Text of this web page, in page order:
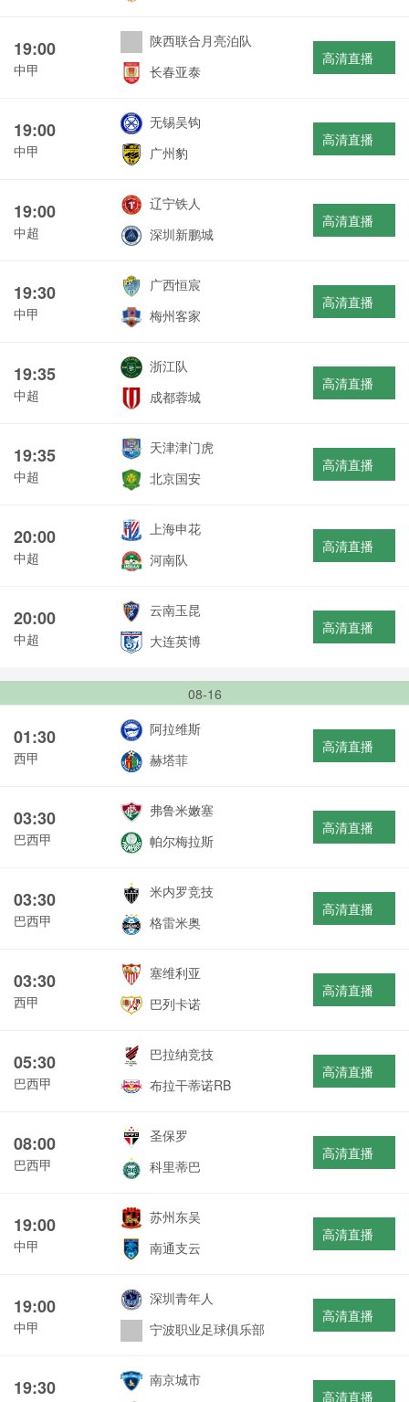
19:00
中甲
陕西联合月亮泊队
长春亚泰
高清直播
19:00
中甲
无锡吴钩
广州豹
高清直播
19:00
中超
辽宁铁人
深圳新鹏城
高清直播
19:30
中甲
广西恒宸
梅州客家
高清直播
19:35
中超
浙江队
成都蓉城
高清直播
19:35
中超
天津津门虎
北京国安
高清直播
20:00
中超
上海申花
河南队
高清直播
20:00
中超
云南玉昆
大连英博
高清直播
08-16
01:30
西甲
阿拉维斯
赫塔菲
高清直播
03:30
巴西甲
弗鲁米嫩塞
帕尔梅拉斯
高清直播
03:30
巴西甲
米内罗竞技
格雷米奥
高清直播
03:30
西甲
塞维利亚
巴列卡诺
高清直播
05:30
巴西甲
巴拉纳竞技
布拉干蒂诺RB
高清直播
08:00
巴西甲
圣保罗
科里蒂巴
高清直播
19:00
中甲
苏州东吴
南通支云
高清直播
19:00
中甲
深圳青年人
宁波职业足球俱乐部
高清直播
19:30
南京城市
高清直播